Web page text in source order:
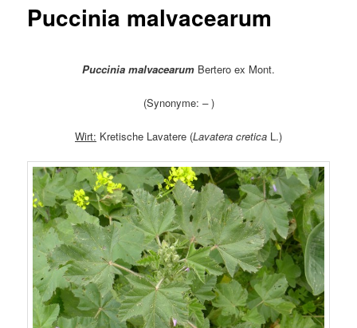
Puccinia malvacearum
Puccinia malvacearum Bertero ex Mont.
(Synonyme: –)
Wirt: Kretische Lavatere (Lavatera cretica L.)